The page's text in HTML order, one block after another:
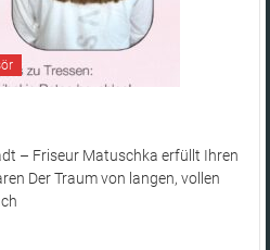
– Friseur Matuschka erfüllt Ihren
Der Traum von langen, vollen